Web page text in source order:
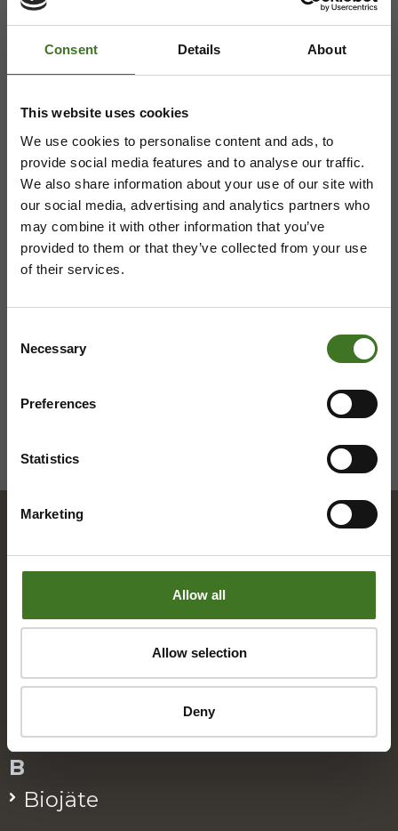
Consent Details About
This website uses cookies
We use cookies to personalise content and ads, to
provide social media features and to analyse our traffic.
We also share information about your use of our site with
our social media, advertising and analytics partners who
may combine it with other information that you’ve
provided to them or that they’ve collected from your use
of their services.
Selection
Necessary
Preferences
Statistics
Marketing
Allow all
Allow selection
Deny
08 636 616
Majasaaren jätekeskus
044 710 0425, majasaari@ekokymppi.fi
Avoinna ma 8 - 18, ti - pe 8 - 16
Saavutettavuusseloste
Hakemisto
A
Alue­ke­räys­pis­teet
Asia­kas­pal­ve­lu
B
Bio­jä­te